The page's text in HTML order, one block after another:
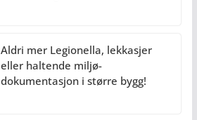
Aldri mer Legionella, lekkasjer
eller haltende miljø-
dokumentasjon i større bygg!